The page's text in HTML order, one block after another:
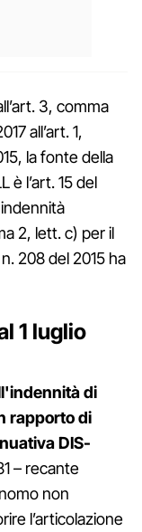
3, comma
all’art. 1,
la fonte della
è l’art. 15 del
2, lett. c) per il
208 del 2015 ha
1 luglio
di
rapporto di
DIS-
– recante
non
l’articolazione